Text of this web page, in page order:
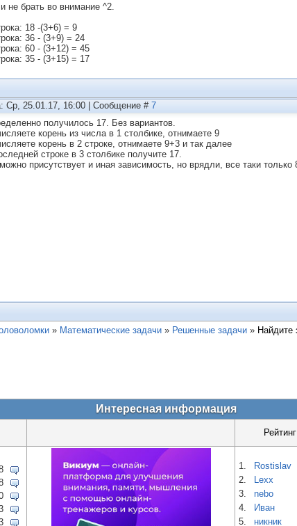
не брать во внимание ^2.
18 -(3+6) = 9
36 - (3+9) = 24
60 - (3+12) = 45
35 - (3+15) = 17
Ср, 25.01.17, 16:00 | Сообщение # 7
получилось 17. Без вариантов.
корень из числа в 1 столбике, отнимаете 9
корень в 2 строке, отнимаете 9+3 и так далее
строке в 3 столбике получите 17.
присутствует и иная зависимость, но врядли, все таки только
» Математические задачи » Решенные задачи » Найдите
Интересная информация
1. Rostislav
2.
Lexx
3.
nebo
4.
Иван
5.
никник